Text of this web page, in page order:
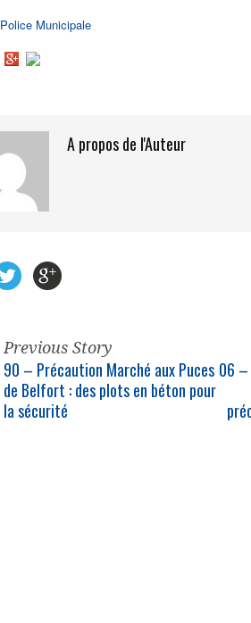
Police Municipale
A propos de l'Auteur
Previous Story
90 – Précaution Marché aux Puces
de Belfort : des plots en béton pour
la sécurité
06 –